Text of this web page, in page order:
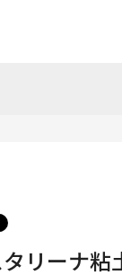
トレ
フィ
リーナ粘